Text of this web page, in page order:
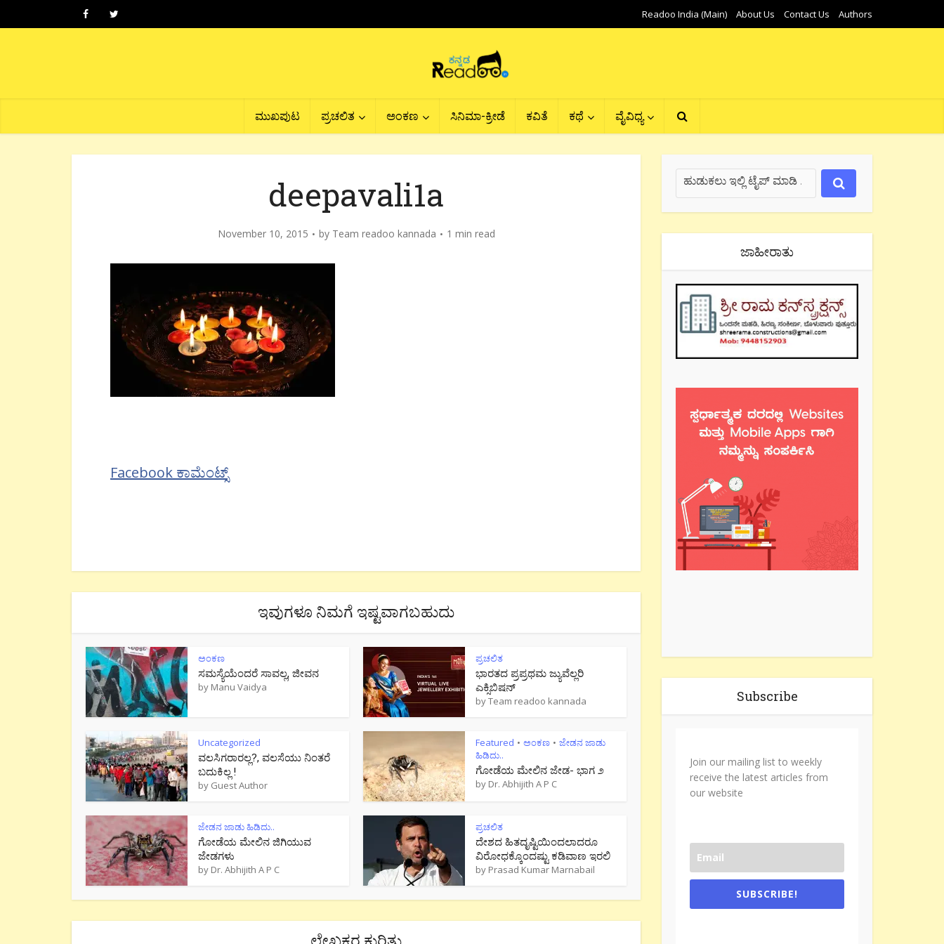
Readoo India (Main) About Us Contact Us Authors
ಮುಖಪುಟ ಪ್ರಚಲಿತ ಅಂಕಣ ಸಿನಿಮಾ-ಕ್ರೀಡೆ ಕವಿತೆ ಕಥೆ ವೈವಿಧ್ಯ
deepavali1a
November 10, 2015 by Team readoo kannada 1 min read
Facebook ಕಾಮೆಂಟ್ಸ್
ಇವುಗಳೂ ನಿಮಗೆ ಇಷ್ಟವಾಗಬಹುದು
ಅಂಕಣ
ಸಮಸ್ಯೆಯೆಂದರೆ ಸಾವಲ್ಲ, ಜೀವನ
by Manu Vaidya
ಪ್ರಚಲಿತ
ಭಾರತದ ಪ್ರಪ್ರಥಮ ಜ್ಯುವೆಲ್ಲರಿ
ಎಕ್ಸಿಬಿಷನ್
byTeam readoo kannada
Uncategorized
ವಲಸಿಗರಾರಲ್ಲ?, ವಲಸೆಯು ನಿಂತರೆ
ಬದುಕಿಲ್ಲ !
by Guest Author
Featured • ಅಂಕಣ • ಜೇಡನ ಜಾಡು
ಹಿಡಿದು..
ಗೋಡೆಯ ಮೇಲಿನ ಜೇಡ- ಭಾಗ ೨
by Dr. Abhijith A P C
ಜೇಡನ ಜಾಡು ಹಿಡಿದು..
ಗೋಡೆಯ ಮೇಲಿನ ಜಿಗಿಯುವ
ಜೇಡಗಳು
by Dr. Abhijith A P C
ಪ್ರಚಲಿತ
ದೇಶದ ಹಿತದೃಷ್ಟಿಯಿಂದಲಾದರೂ
ವಿರೋಧಕ್ಕೊಂದಷ್ಟು ಕಡಿವಾಣ ಇರಲಿ
by Prasad Kumar Marnabail
ಜಾಹೀರಾತು
Subscribe
Join our mailing list to weekly
receive the latest articles from
our website
SUBSCRIBE!